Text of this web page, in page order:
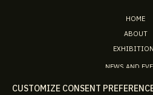
HOME
ABOUT
NEWS AND
CUSTOMIZE CONSENT